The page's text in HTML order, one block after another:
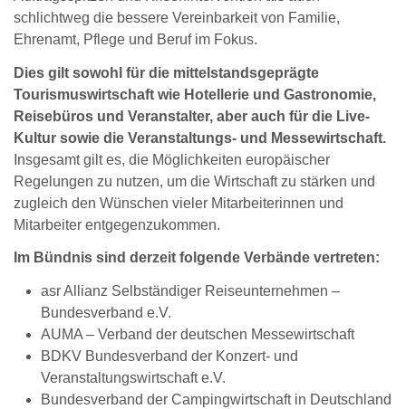
schlichtweg die bessere Vereinbarkeit von Familie,
Ehrenamt, Pflege und Beruf im Fokus.
Dies gilt sowohl für die mittelstandsgeprägte
Tourismuswirtschaft wie Hotellerie und Gastronomie,
Reisebüros und Veranstalter, aber auch für die Live-
Kultur sowie die Veranstaltungs- und Messewirtschaft.
Insgesamt gilt es, die Möglichkeiten europäischer
Regelungen zu nutzen, um die Wirtschaft zu stärken und
zugleich den Wünschen vieler Mitarbeiterinnen und
Mitarbeiter entgegenzukommen.
Im Bündnis sind derzeit folgende Verbände vertreten:
asr Allianz Selbständiger Reiseunternehmen –
Bundesverband e.V.
AUMA – Verband der deutschen Messewirtschaft
BDKV Bundesverband der Konzert- und
Veranstaltungswirtschaft e.V.
Bundesverband der Campingwirtschaft in Deutschland